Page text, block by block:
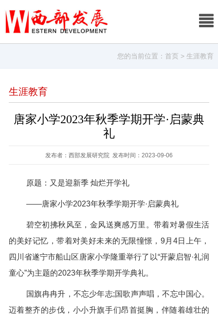
您的当前位置：首页 > 生涯教育
生涯教育
唐家小学2023年秋季学期开学·启蒙典
礼
发布者：西部发展研究院 发布时间：2023-09-06
原题：又是迎新季 灿烂开学礼
——唐家小学2023年秋季学期开学·启蒙典礼
碧空初拂秋风至，金风送爽感万里。带着对暑假生活
的美好记忆，带着对美好未来的无限憧憬，9月4日上午，
四川省遂宁市船山区唐家小学隆重举行了以“开蒙启智·礼润
童心”为主题的2023年秋季学期开学典礼。
国旗冉冉升，不忘少年志;国歌声声唱，不忘中国心。
迈着整齐的步伐，小小升旗手们昂首挺胸，伴随着雄壮的